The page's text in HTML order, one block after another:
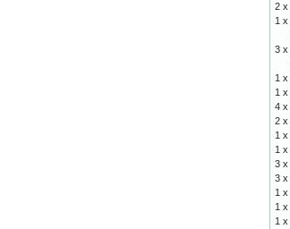
2 x
1 x
3 x
1 x
1 x
4 x
2 x
1 x
1 x
3 x
3 x
1 x
1 x
1 x